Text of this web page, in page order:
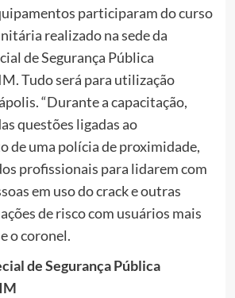
participaram do curso
realizado na sede da
de Segurança Pública
Tudo será para utilização
“Durante a capacitação,
questões ligadas ao
de uma polícia de proximidade,
profissionais para lidarem com
em uso do crack e outras
de risco com usuários mais
o coronel.
de Segurança Pública